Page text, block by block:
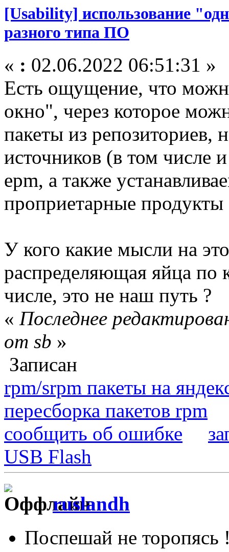
[Usability] использование
разного типа ПО
« : 02.06.2022 06:51:31 »
Есть ощущение, что
окно", через которое
пакеты из репозиториев,
источников (в том числе
epm, а также
проприетарные
У кого какие мысли на
распределяющая яйца по
числе, это не наш путь ?
« Последнее
от sb »
Записан
rpm/srpm пакеты на
пересборка пакетов rpm
сообщить об ошибке
USB Flash
ruslandh
Поспешай не торопясь